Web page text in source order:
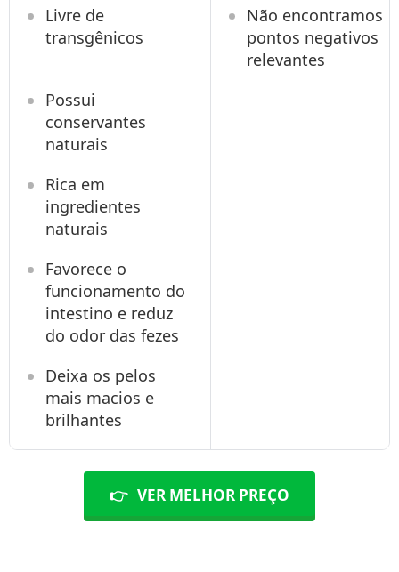
Livre de
transgênicos
Não encontramos
pontos negativos
relevantes
Possui
conservantes
naturais
Rica em
ingredientes
naturais
Favorece o
funcionamento do
intestino e reduz
do odor das fezes
Deixa os pelos
mais macios e
brilhantes
👉 VER MELHOR PREÇO